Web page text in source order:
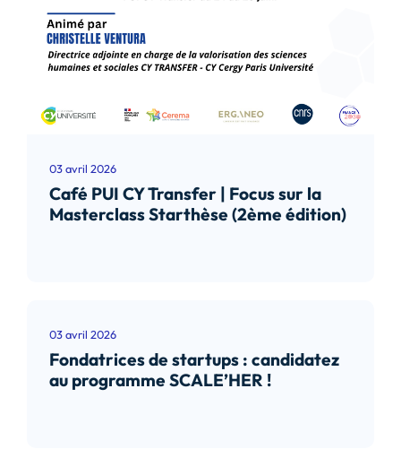
03 avril 2026
Café PUI CY Transfer | Focus sur la
Masterclass Starthèse (2ème édition)
03 avril 2026
Fondatrices de startups : candidatez
au programme SCALE’HER !